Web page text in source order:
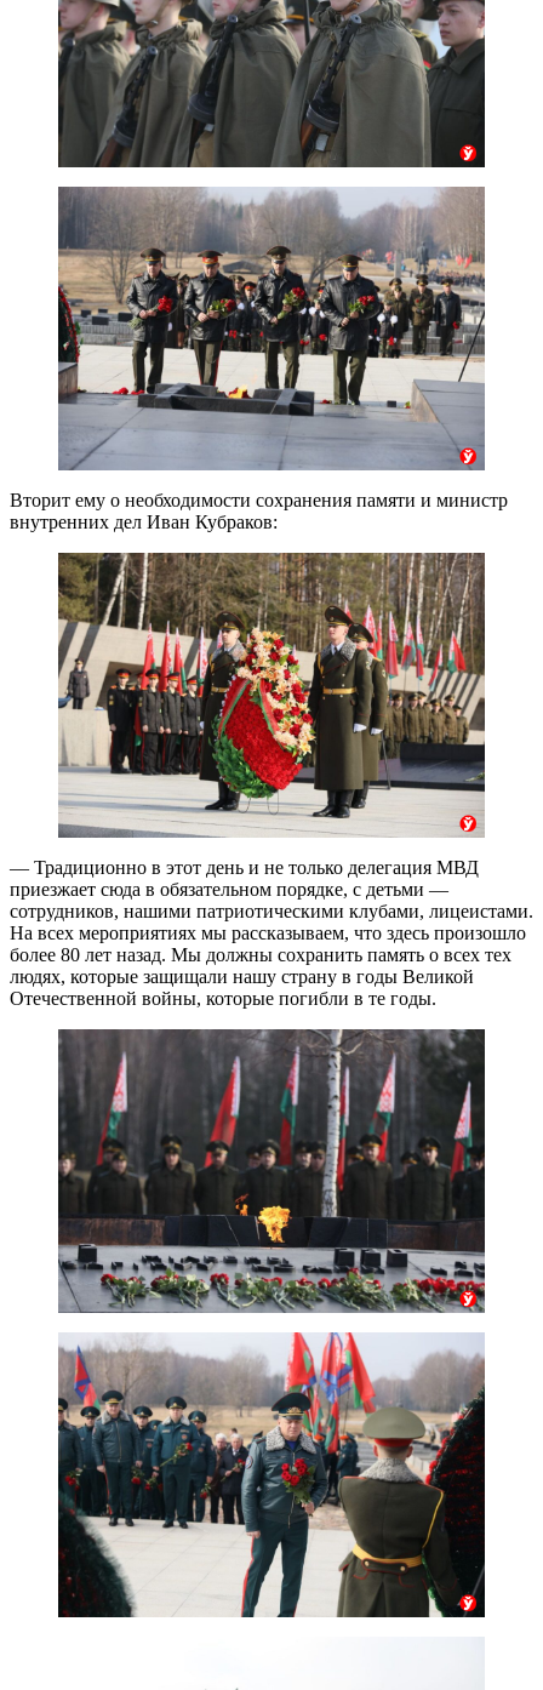
Вторит ему о необходимости сохранения памяти и министр
внутренних дел Иван Кубраков:
— Традиционно в этот день и не только делегация МВД
приезжает сюда в обязательном порядке, с детьми —
сотрудников, нашими патриотическими клубами, лицеистами.
На всех мероприятиях мы рассказываем, что здесь произошло
более 80 лет назад. Мы должны сохранить память о всех тех
людях, которые защищали нашу страну в годы Великой
Отечественной войны, которые погибли в те годы.